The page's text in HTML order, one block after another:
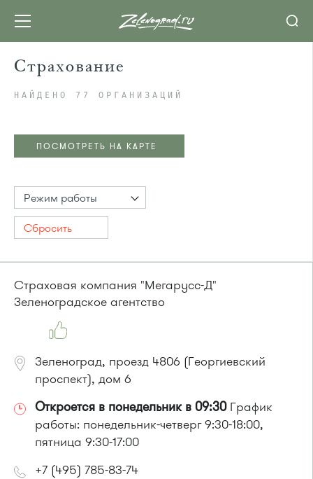
Страхование
НАЙДЕНО 77 ОРГАНИЗАЦИЙ
ПОСМОТРЕТЬ НА КАРТЕ
Режим работы
Сбросить
ПОСМОТРЕТЬ НА КАРТЕ
Страховая компания "Мегарусс-Д"
Зеленоградское агентство
Зеленоград, проезд 4806 (Георгиевский
проспект), дом 6
Откроется в понедельник в 09:30График
работы: понедельник-четверг 9:30-18:00,
пятница 9:30-17:00
+7 (495) 785-83-74